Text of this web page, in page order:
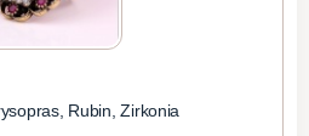
Rubin, Zirkonia